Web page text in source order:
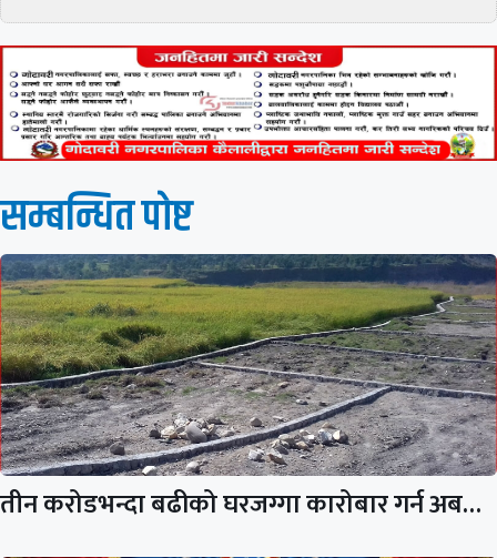
सम्बन्धित पाेष्ट
तीन करोडभन्दा बढीको घरजग्गा कारोबार गर्न अब…